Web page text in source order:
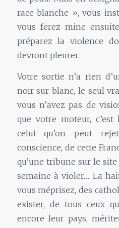
race blanche », vous
vous ferez mine
préparez la violence
devront pleurer.
Votre sortie n’a rien
noir sur blanc, le seul
vous n’avez pas de
que votre moteur,
celui qu’on peut
conscience, de cette
qu’une tribune sur le
semaine à violer… La
vous méprisez, des
exister, de tous ceux
encore leur pays,